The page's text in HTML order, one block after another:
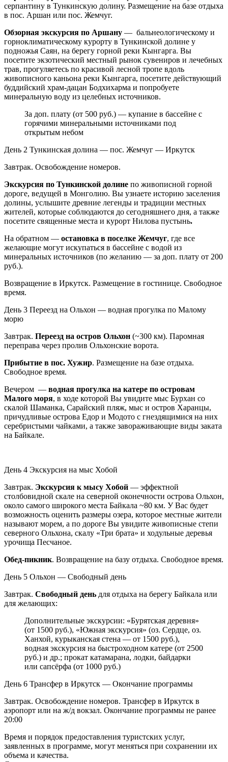
серпантину в Тункинскую долину. Размещение на базе отдыха
в пос. Аршан или пос. Жемчуг.
Обзорная экскурсия по Аршану — бальнеологическому и
горноклиматическому курорту в Тункинской долине у
подножья Саян, на берегу горной реки Кынгарга. Вы
посетите экзотический местный рынок сувениров и лечебных
трав, прогуляетесь по красивой лесной тропе вдоль
живописного каньона реки Кынгарга, посетите действующий
буддийский храм-дацан Бодхихарма и попробуете
минеральную воду из целебных источников.
За доп. плату (от 500 руб.) — купание в бассейне с
горячими минеральными источниками под
открытым небом
День 2 Тункинская долина — пос. Жемчуг — Иркутск
Завтрак. Освобождение номеров.
Экскурсия по Тункинской долине по живописной горной
дороге, ведущей в Монголию. Вы узнаете историю заселения
долины, услышите древние легенды и традиции местных
жителей, которые соблюдаются до сегодняшнего дня, а также
посетите священные места и курорт Нилова пустынь.
На обратном — остановка в поселке Жемчуг, где все
желающие могут искупаться в бассейне с водой из
минеральных источников (по желанию — за доп. плату от 200
руб.).
Возвращение в Иркутск. Размещение в гостинице. Свободное
время.
День 3 Переезд на Ольхон — водная прогулка по Малому
морю
Завтрак. Переезд на остров Ольхон (~300 км). Паромная
переправа через пролив Ольхонские ворота.
Прибытие в пос. Хужир. Размещение на базе отдыха.
Свободное время.
Вечером — водная прогулка на катере по островам
Малого моря, в ходе которой Вы увидите мыс Бурхан со
скалой Шаманка, Сарайский пляж, мыс и остров Харанцы,
причудливые острова Едор и Модото с гнездящимися на них
серебристыми чайками, а также завораживающие виды заката
на Байкале.
День 4 Экскурсия на мыс Хобой
Завтрак. Экскурсия к мысу Хобой — эффектной
столбовидной скале на северной оконечности острова Ольхон,
около самого широкого места Байкала ~80 км. У Вас будет
возможность оценить размеры озера, которое местные жители
называют морем, а по дороге Вы увидите живописные степи
северного Ольхона, скалу «Три брата» и ходульные деревья
урочища Песчаное.
Обед-пикник. Возвращение на базу отдыха. Свободное время.
День 5 Ольхон — Свободный день
Завтрак. Свободный день для отдыха на берегу Байкала или
для желающих:
Дополнительные экскурсии: «Бурятская деревня»
(от 1500 руб.), «Южная экскурсия» (оз. Сердце, оз.
Ханхой, курыканская стена — от 1500 руб.),
водная экскурсия на быстроходном катере (от 2500
руб.) и др.; прокат катамарана, лодки, байдарки
или сапсёрфа (от 1000 руб.)
День 6 Трансфер в Иркутск — Окончание программы
Завтрак. Освобождение номеров. Трансфер в Иркутск в
аэропорт или на ж/д вокзал. Окончание программы не ранее
20:00
Время и порядок предоставления туристских услуг,
заявленных в программе, могут меняться при сохранении их
объема и качества.